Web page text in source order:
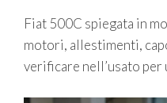
Fiat 500C spiegata in
motori, allestimenti,
verificare nell’usato per